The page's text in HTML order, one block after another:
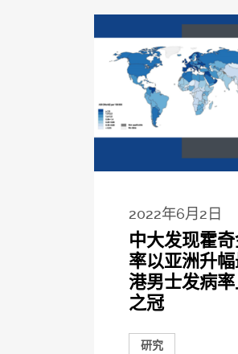
2022年6月2日
中大发现霍
率以亚洲升
港男士发病
之冠
研究